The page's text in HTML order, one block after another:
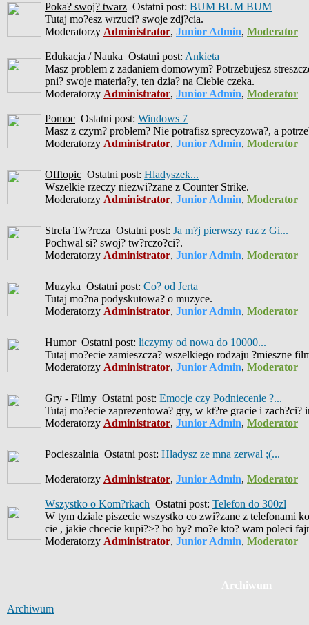
Poka? swoj? twarz Ostatni post: BUM BUM BUM
Tutaj mo?esz wrzuci? swoje zdj?cia.
Moderatorzy Administrator, Junior Admin, Moderator
Edukacja / Nauka Ostatni post: Ankieta
Masz problem z zadaniem domowym? Potrzebujesz
pni? swoje materia?y, ten dzia? na Ciebie czeka.
Moderatorzy Administrator, Junior Admin, Moderator
Pomoc Ostatni post: Windows 7
Masz z czym? problem? Nie potrafisz sprecyzowa?, a
Moderatorzy Administrator, Junior Admin, Moderator
Offtopic Ostatni post: Hladyszek...
Wszelkie rzeczy niezwi?zane z Counter Strike.
Moderatorzy Administrator, Junior Admin, Moderator
Strefa Tw?rcza Ostatni post: Ja m?j pierwszy raz z Gi...
Pochwal si? swoj? tw?rczo?ci?.
Moderatorzy Administrator, Junior Admin, Moderator
Muzyka Ostatni post: Co? od Jerta
Tutaj mo?na podyskutowa? o muzyce.
Moderatorzy Administrator, Junior Admin, Moderator
HumorOstatni post: liczymy od nowa do 10000...
Tutaj mo?ecie zamieszcza? wszelkiego rodzaju ?mieszne
Moderatorzy Administrator, Junior Admin, Moderator
Gry - Filmy Ostatni post: Emocje czy Podniecenie ?...
Tutaj mo?ecie zaprezentowa? gry, w kt?re gracie i zach?ci?
Moderatorzy Administrator, Junior Admin, Moderator
Pocieszalnia Ostatni post: Hladysz ze mna zerwal ;(...
Moderatorzy Administrator, Junior Admin, Moderator
Wszystko o Kom?rkach Ostatni post: Telefon do 300zl
W tym dziale piszecie wszystko co zwi?zane z telefonami
cie , jakie chcecie kupi?>? bo by? mo?e kto? wam poleci
Moderatorzy Administrator, Junior Admin, Moderator
Archiwum
Archiwum